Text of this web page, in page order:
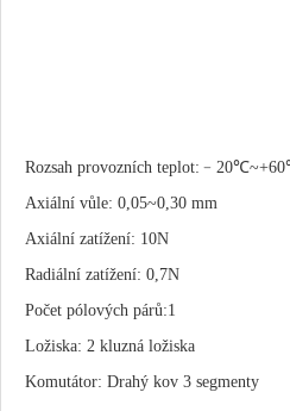
Rozsah provozních
Axiální vůle: 0,05~0,30 mm
Axiální zatížení: 10N
Radiální zatížení: 0,7N
Počet pólových párů:1
Ložiska: 2 kluzná ložiska
Komutátor: Drahý kov 3 segmenty